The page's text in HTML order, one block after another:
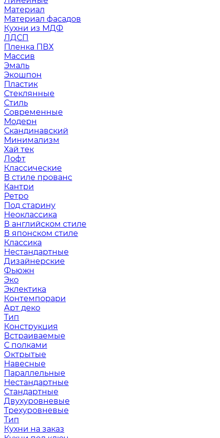
Материал
Материал фасадов
Кухни из МДФ
ЛДСП
Пленка ПВХ
Массив
Эмаль
Экошпон
Пластик
Стеклянные
Стиль
Современные
Модерн
Скандинавский
Минимализм
Хай тек
Лофт
Классические
В стиле прованс
Кантри
Ретро
Под старину
Неоклассика
В английском стиле
В японском стиле
Классика
Нестандартные
Дизайнерские
Фьюжн
Эко
Эклектика
Контемпорари
Арт деко
Тип
Конструкция
Встраиваемые
С полками
Октрытые
Навесные
Параллельные
Нестандартные
Стандартные
Двухуровневые
Трехуровневые
Тип
Кухни на заказ